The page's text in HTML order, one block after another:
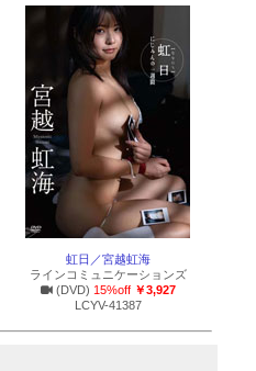
虹日／宮越虹海
ラインコミュニケーションズ
(DVD) 15%off ￥3,927
LCYV-41387